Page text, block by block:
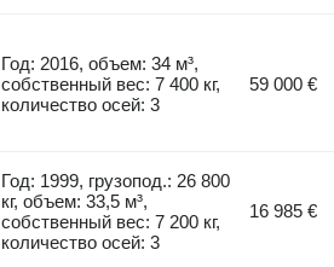
Год: 2016, объем: 34 м³,
собственный вес: 7 400 кг,
количество осей: 3
59 000 €
Год: 1999, грузопод.: 26 800
кг, объем: 33,5 м³,
собственный вес: 7 200 кг,
количество осей: 3
16 985 €